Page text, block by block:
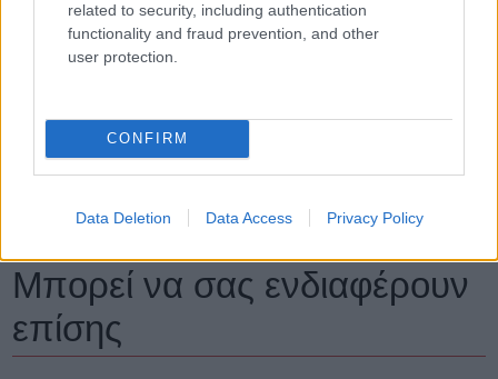
related to security, including authentication
functionality and fraud prevention, and other
user protection.
CONFIRM
Data Deletion Data Access Privacy Policy
Αντοχή εξωτερικής μονάδας σε
εξωτερικές θερμοκρασίες
Σε θέρμανση
Μπορεί να σας ενδιαφέρουν
επίσης